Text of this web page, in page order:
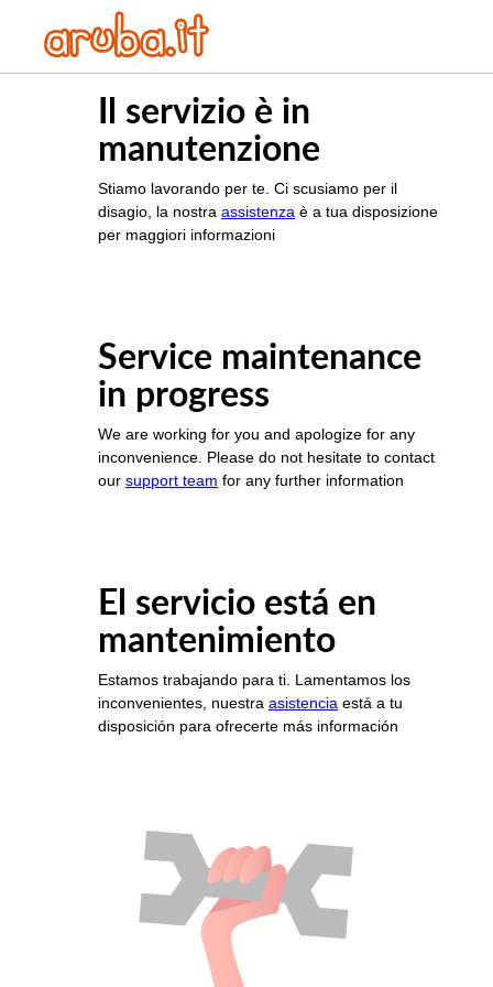
Il servizio è in
manutenzione
Stiamo lavorando per te. Ci scusiamo per il
disagio, la nostra assistenza è a tua disposizione
per maggiori informazioni
Service maintenance
in progress
We are working for you and apologize for any
inconvenience. Please do not hesitate to contact
our support team for any further information
El servicio está en
mantenimiento
Estamos trabajando para ti. Lamentamos los
inconvenientes, nuestra asistencia está a tu
disposición para ofrecerte más información